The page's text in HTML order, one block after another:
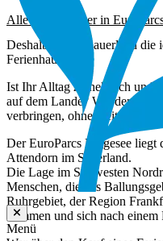
Menü
Alle Ferienhäuser in
Deshalb ist das Sauerland
Ferienhauses
Ist Ihr Alltag zu hektisch und
auf dem Lande? Würden Sie
verbringen, ohne weit reisen
Der EuroParcs Biggesee liegt
Attendorn im Sauerland.
Die Lage im Südwesten
Menschen, die aus
Ruhrgebiet, der Region
kommen und sich nach